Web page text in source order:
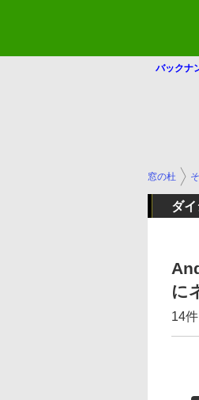
バックナ
窓の杜
ダ
に
14